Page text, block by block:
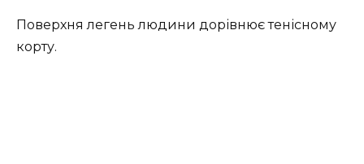
Поверхня легень людини дорівнює тенісному
корту.